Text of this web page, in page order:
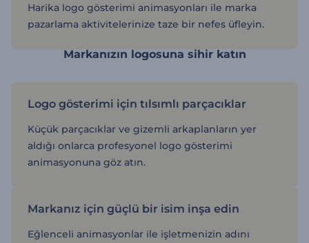
Harika logo gösterimi animasyonları ile marka
pazarlama aktivitelerinize taze bir nefes üfleyin.
Markanızın logosuna sihir katın
Logo gösterimi için tılsımlı parçacıklar
Küçük parçacıklar ve gizemli arkaplanların yer
aldığı onlarca profesyonel logo gösterimi
animasyonuna göz atın.
Markanız için güçlü bir isim inşa edin
Eğlenceli animasyonlar ile işletmenizin adını